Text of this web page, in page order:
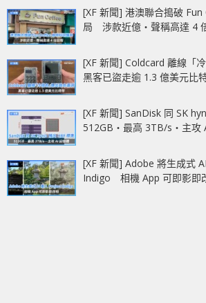
[XF 新聞] 港澳聯合搗破
局 涉款近億‧聲稱高達 4
[XF 新聞] Coldcard 離線「
黑客已盜走逾 1.3 億美元比
[XF 新聞] SanDisk 同 SK
512GB‧最高 3TB/s‧主攻
[XF 新聞] Adobe 將生成式
Indigo 相機 App 可即影即